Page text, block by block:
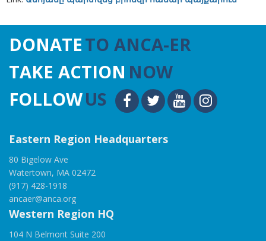
DONATETO ANCA-ER
TAKE ACTION NOW
FOLLOWUS
Eastern Region Headquarters
80 Bigelow Ave
Watertown, MA 02472
(917) 428-1918
ancaer@anca.org
Western Region HQ
104 N Belmont Suite 200